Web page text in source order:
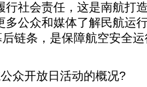
行社会责任，这是南航打
多公众和媒体了解民航运
后链条，是保障航空安全
开放日活动的概况?